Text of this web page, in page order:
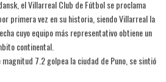
el Villarreal Club de Fútbol se proclama
primera vez en su historia, siendo Villarreal la
cuyo equipo más representativo obtiene un
continental.
7.2 golpea la ciudad de Puno, se sintió